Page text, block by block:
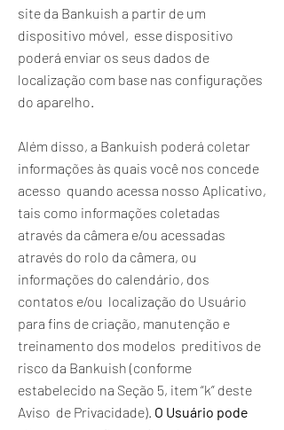
site da Bankuish a partir de um
dispositivo móvel, esse dispositivo
poderá enviar os seus dados de
localização com base nas configurações
do aparelho.
Além disso, a Bankuish poderá coletar
informações às quais você nos concede
acesso quando acessa nosso Aplicativo,
tais como informações coletadas
através da câmera e/ou acessadas
através do rolo da câmera, ou
informações do calendário, dos
contatos e/ou localização do Usuário
para fins de criação, manutenção e
treinamento dos modelos preditivos de
risco da Bankuish (conforme
estabelecido na Seção 5, item “k” deste
Aviso de Privacidade). O Usuário pode